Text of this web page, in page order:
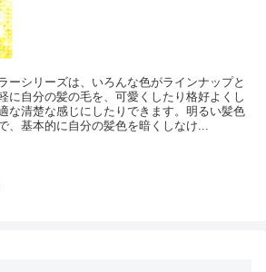
ーシリーズは、いろんな色がラインナップと
に自分の髪の毛を、可愛くしたり格好よくし
な清楚な感じにしたりできます。明るい髪色
、基本的に自分の髪色を暗くしなけ...